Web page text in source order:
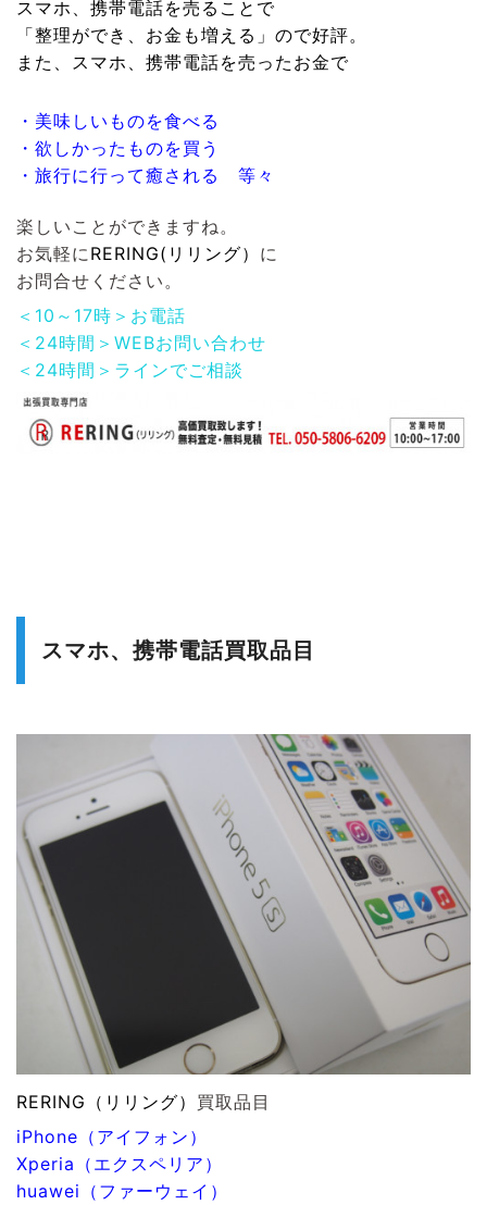
スマホ、携帯電話を売ることで
「整理ができ、お金も増える」ので好評。
また、 スマホ、携帯電話を売ったお金で
・美味しいものを食べる
・欲しかったものを買う
・旅行に行って癒される 等々
楽しいことができますね。
お気軽にRERING(リリング） に
お問合せください。
＜10～17時＞お電話
＜24時間＞WEBお問い合わせ
＜24時間＞ラインでご相談
スマホ、携帯電話買取品目
RERING（リリング） 買取品目
iPhone（アイフォン）
Xperia（エクスペリア）
huawei（ファーウェイ）